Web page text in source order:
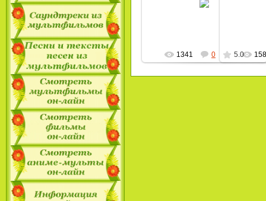
1341 0 5.0